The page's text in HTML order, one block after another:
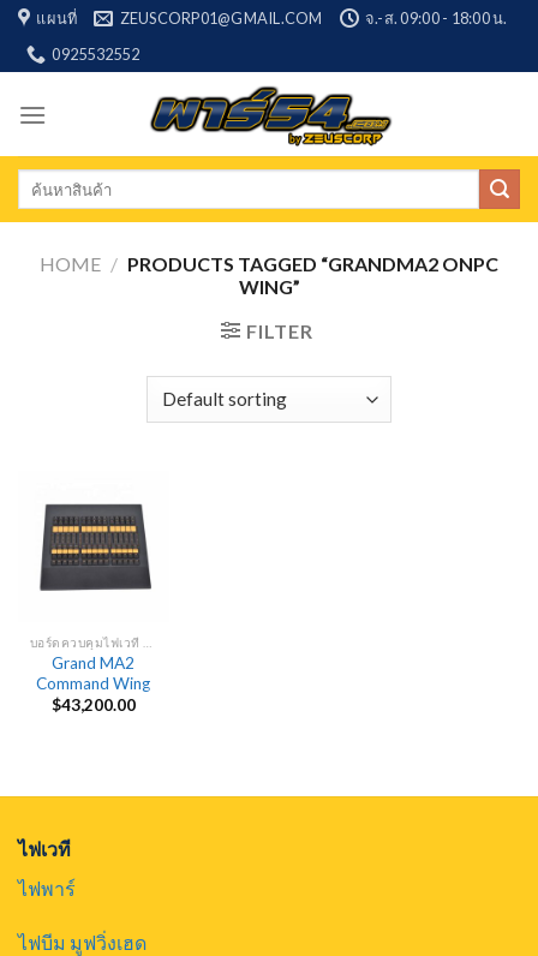
Skip
content
แผนที่ ZEUSCORP01@GMAIL.COM
จ.-ส. 09:00 - 18:00 น.
0925532552
Search
HOME / PRODUCTS TAGGED “GRANDMA2 ONPC
WING”
FILTER
Grand MA2
Command Wing
$43,200.00
ไฟเวที
ไฟพาร์
ไฟบีม มูฟวิ่งเฮด